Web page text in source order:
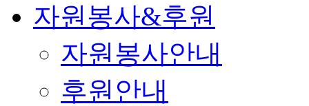
자원봉사&후원
자원봉사안내
후원안내